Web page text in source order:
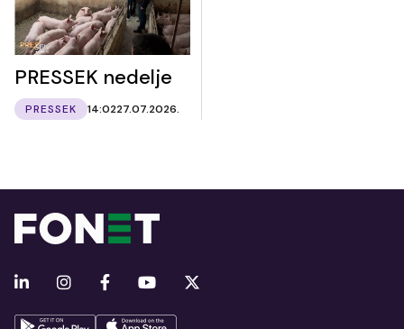
PRESSEK nedelje
PRESSEK 14:0227.07.2026.